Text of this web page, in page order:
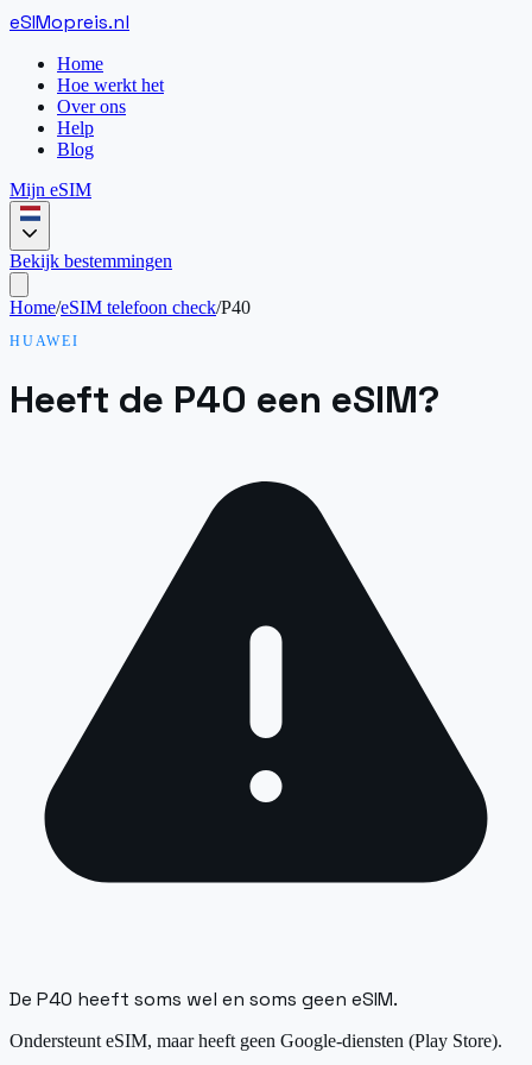
eSIMopreis.nl
Home
Hoe werkt het
Over ons
Help
Blog
Mijn eSIM
Bekijk bestemmingen
Home/eSIM telefoon check/P40
HUAWEI
Heeft de P40 een eSIM?
De P40 heeft soms wel en soms geen eSIM.
Ondersteunt eSIM, maar heeft geen Google-diensten (Play Store).